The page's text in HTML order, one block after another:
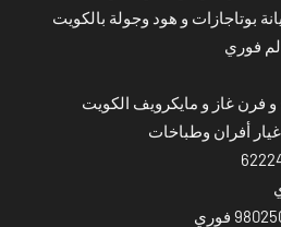
بوتاجازات و هود وجولة بالكويت
فوري
فرن غاز و مايكرويف الكويت
أفران وطباخات